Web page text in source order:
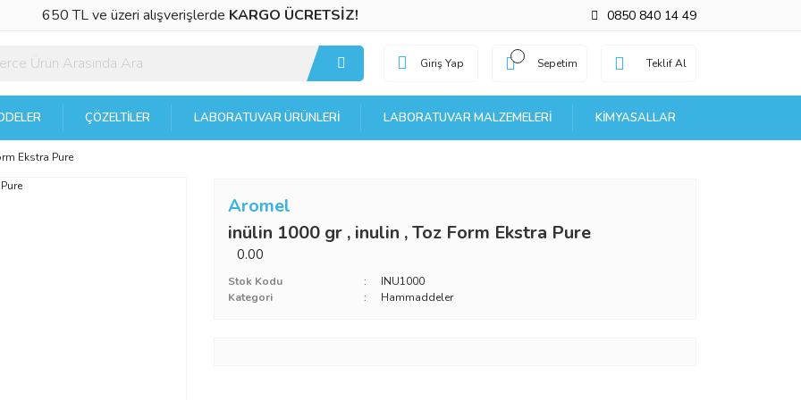
650 TL ve üzeri alışverişlerde KARGO ÜCRETSİZ! 0850 840 14 49
Giriş Yap Sepetim Teklif Al
ÇÖZELTILER LABORATUVAR ÜRÜNLERI LABORATUVAR MALZEMELERI KIMYASALLAR
Ekstra Pure
Aromel
inülin 1000 gr , inulin , Toz Form Ekstra Pure
0.00
Stok Kodu
INU1000
Kategori
Hammaddeler